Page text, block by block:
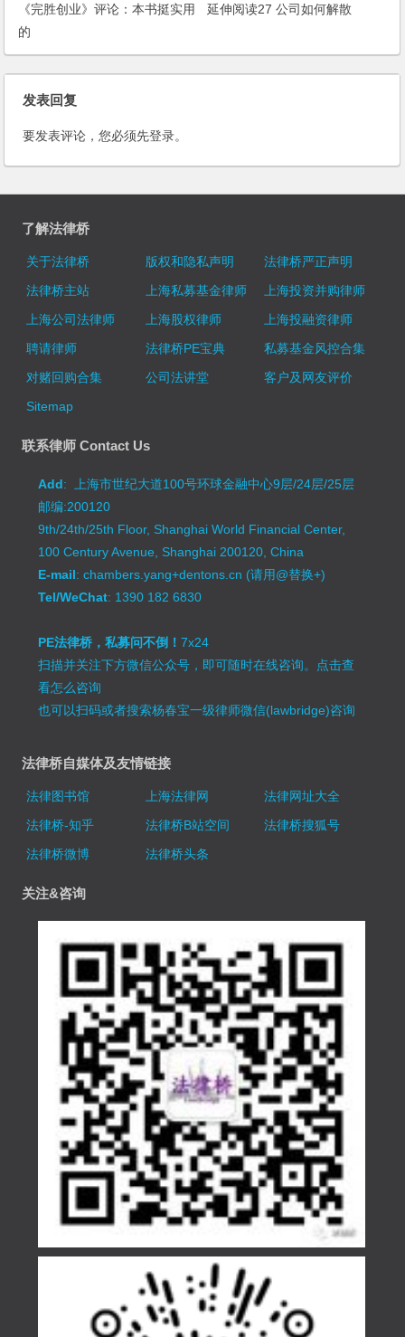
《完胜创业》评论：本书挺实用
的
延伸阅读27 公司如何解散
发表回复
要发表评论，您必须先登录。
了解法律桥
关于法律桥 版权和隐私声明
法律桥严正声明
法律桥主站
上海私募基金律师
上海投资并购律师
上海公司法律师
上海股权律师
上海投融资律师
聘请律师
法律桥PE宝典
私募基金风控合集
对赌回购合集
公司法讲堂
客户及网友评价
Sitemap
联系律师 Contact Us
Add: 上海市世纪大道100号环球金融中心9层/24层/25层
邮编:200120
9th/24th/25th Floor, Shanghai World Financial Center,
100 Century Avenue, Shanghai 200120, China
E-mail: chambers.yang+dentons.cn (请用@替换+)
Tel/WeChat: 1390 182 6830
PE法律桥，私募问不倒！7x24
扫描并关注下方微信公众号，即可随时在线咨询。 点击查
看怎么咨询
也可以扫码或者搜索杨春宝一级律师微信(lawbridge)咨询
法律桥自媒体及友情链接
法律图书馆 上海法律网
法律网址大全
法律桥-知乎
法律桥B站空间
法律桥搜狐号
法律桥微博
法律桥头条
关注&咨询